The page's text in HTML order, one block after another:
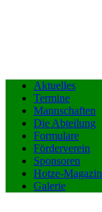
Aktuelles
Termine
Mannschaften
Die Abteilung
Formulare
Förderverein
Sponsoren
Hotze-Magazin
Galerie